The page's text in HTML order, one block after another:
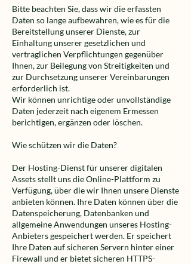
Bitte beachten Sie, dass wir die erfassten
Daten so lange aufbewahren, wie es für die
Bereitstellung unserer Dienste, zur
Einhaltung unserer gesetzlichen und
vertraglichen Verpflichtungen gegenüber
Ihnen, zur Beilegung von Streitigkeiten und
zur Durchsetzung unserer Vereinbarungen
erforderlich ist.
Wir können unrichtige oder unvollständige
Daten jederzeit nach eigenem Ermessen
berichtigen, ergänzen oder löschen.
Wie schützen wir die Daten?
Der Hosting-Dienst für unserer digitalen
Assets stellt uns die Online-Plattform zu
Verfügung, über die wir Ihnen unsere Dienste
anbieten können. Ihre Daten können über die
Datenspeicherung, Datenbanken und
allgemeine Anwendungen unseres Hosting-
Anbieters gespeichert werden. Er speichert
Ihre Daten auf sicheren Servern hinter einer
Firewall und er bietet sicheren HTTPS-